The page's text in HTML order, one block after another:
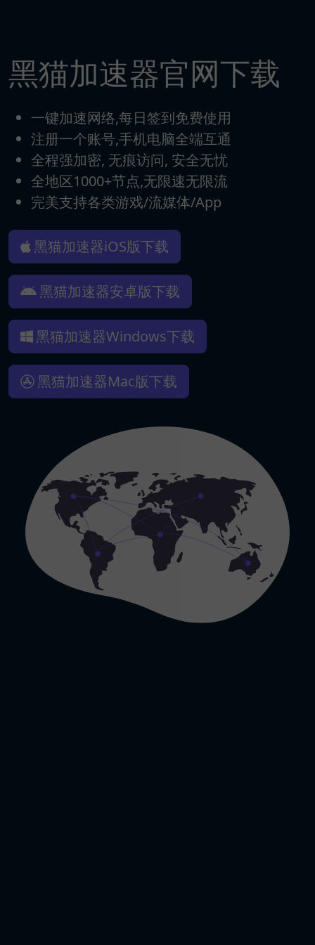
黑猫加速器官网下载
一键加速网络,每日签到免费使用
注册一个账号,手机电脑全端互通
全程强加密, 无痕访问, 安全无忧
全地区1000+节点,无限速无限流
完美支持各类游戏/流媒体/App
黑猫加速器iOS版下载
黑猫加速器安卓版下载
黑猫加速器Windows下载
黑猫加速器Mac版下载